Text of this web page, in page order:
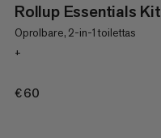
Rollup Essentials Kit
Oprolbare, 2-in-1 toilettas
+
€60